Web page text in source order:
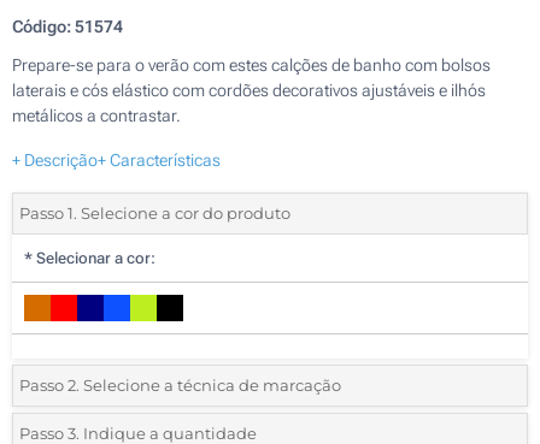
Código:51574
Prepare-se para o verão com estes calções de banho com bolsos
laterais e cós elástico com cordões decorativos ajustáveis e ilhós
metálicos a contrastar.
+ Descrição+ Características
Passo 1. Selecione a cor do produto
* Selecionar a cor:
Passo 2. Selecione a técnica de marcação
*Selecione o tipo de marcação e as cores do logotipo:
Passo 3. Indique a quantidade